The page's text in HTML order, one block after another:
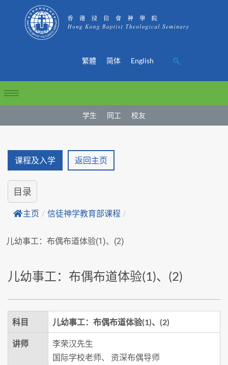
繁體 简体 English
学生 同工 校友
课程及入学 返回主页
目录
主页 / 信徒神学教育部课程 /
儿幼事工：布偶布道体验(1)、(2)
儿幼事工：布偶布道体验(1)、(2)
科目 儿幼事工：布偶布道体验(1)、(2)
讲师
李荣汉先生
国际学校老师、 资深布偶导师